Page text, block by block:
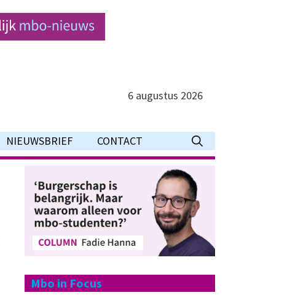
6 augustus 2026
NIEUWSBRIEF CONTACT
Mbo in Focus